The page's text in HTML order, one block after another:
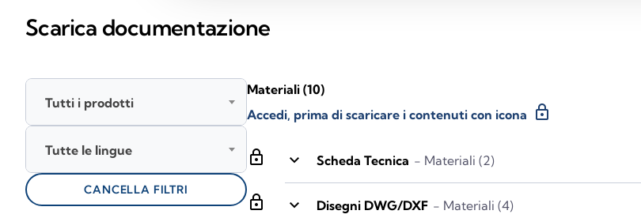
Scarica documentazione
lock keyboard_arrow_down Scheda Tecnica - Materiali (2)
lock keyboard_arrow_down Disegni DWG/DXF - Materiali (4)
Materiali (10)
Accedi, prima di scaricare i contenuti con icona lock
Tutti i prodotti
Tutte le lingue
CANCELLA FILTRI